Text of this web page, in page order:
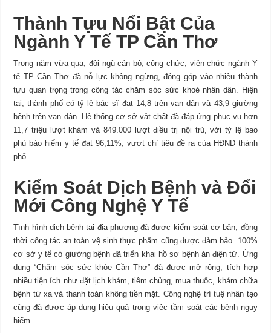
Thành Tựu Nổi Bật Của
Ngành Y Tế TP Cần Thơ
Trong năm vừa qua, đội ngũ cán bộ, công chức, viên chức ngành Y
tế TP Cần Thơ đã nỗ lực không ngừng, đóng góp vào nhiều thành
tựu quan trọng trong công tác chăm sóc sức khoẻ nhân dân. Hiện
tại, thành phố có tỷ lệ bác sĩ đạt 14,8 trên vạn dân và 43,9 giường
bệnh trên vạn dân. Hệ thống cơ sở vật chất đã đáp ứng phục vụ hơn
11,7 triệu lượt khám và 849.000 lượt điều trị nội trú, với tỷ lệ bao
phủ bảo hiểm y tế đạt 96,11%, vượt chỉ tiêu đề ra của HĐND thành
phố.
Kiểm Soát Dịch Bệnh và Đổi
Mới Công Nghệ Y Tế
Tình hình dịch bệnh tại địa phương đã được kiểm soát cơ bản, đồng
thời công tác an toàn vệ sinh thực phẩm cũng được đảm bảo. 100%
cơ sở y tế có giường bệnh đã triển khai hồ sơ bệnh án điện tử. Ứng
dụng “Chăm sóc sức khỏe Cần Thơ” đã được mở rộng, tích hợp
nhiều tiện ích như đặt lịch khám, tiêm chủng, mua thuốc, khám chữa
bệnh từ xa và thanh toán không tiền mặt. Công nghệ trí tuệ nhân tạo
cũng đã được áp dụng hiệu quả trong việc tầm soát các bệnh nguy
hiểm.